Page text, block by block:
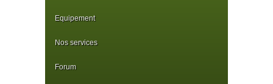
Equipement
Nos services
Forum